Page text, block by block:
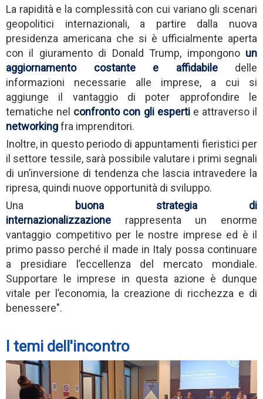
La rapidità e la complessità con cui variano gli scenari
geopolitici internazionali, a partire dalla nuova
presidenza americana che si è ufficialmente aperta
con il giuramento di Donald Trump, impongono un
aggiornamento costante e affidabiledelle
informazioni necessarie alle imprese, a cui si
aggiunge il vantaggio di poter approfondire le
tematiche nel confronto con gli esperti e attraverso il
networkingfra imprenditori.
Inoltre, in questo periodo di appuntamenti fieristici per
il settore tessile, sarà possibile valutare i primi segnali
di un’inversione di tendenza che lascia intravedere la
ripresa, quindi nuove opportunità di sviluppo.
Una buona strategia di
internazionalizzazione rappresenta un enorme
vantaggio competitivo per le nostre imprese ed è il
primo passo perché il made in Italy possa continuare
a presidiare l’eccellenza del mercato mondiale.
Supportare le imprese in questa azione è dunque
vitale per l’economia, la creazione di ricchezza e di
benessere".
I temi dell'incontro